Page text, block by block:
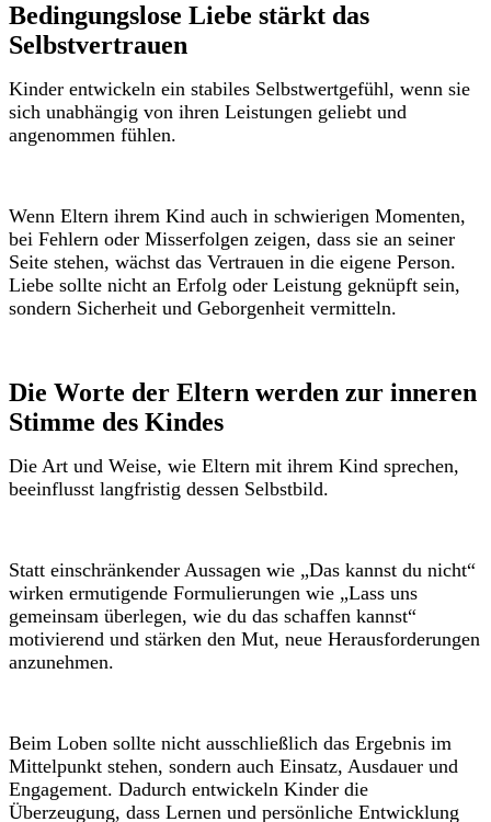
Bedingungslose Liebe stärkt das
Selbstvertrauen
Kinder entwickeln ein stabiles Selbstwertgefühl, wenn sie
sich unabhängig von ihren Leistungen geliebt und
angenommen fühlen.
Wenn Eltern ihrem Kind auch in schwierigen Momenten,
bei Fehlern oder Misserfolgen zeigen, dass sie an seiner
Seite stehen, wächst das Vertrauen in die eigene Person.
Liebe sollte nicht an Erfolg oder Leistung geknüpft sein,
sondern Sicherheit und Geborgenheit vermitteln.
Die Worte der Eltern werden zur inneren
Stimme des Kindes
Die Art und Weise, wie Eltern mit ihrem Kind sprechen,
beeinflusst langfristig dessen Selbstbild.
Statt einschränkender Aussagen wie „Das kannst du nicht“
wirken ermutigende Formulierungen wie „Lass uns
gemeinsam überlegen, wie du das schaffen kannst“
motivierend und stärken den Mut, neue Herausforderungen
anzunehmen.
Beim Loben sollte nicht ausschließlich das Ergebnis im
Mittelpunkt stehen, sondern auch Einsatz, Ausdauer und
Engagement. Dadurch entwickeln Kinder die
Überzeugung, dass Lernen und persönliche Entwicklung